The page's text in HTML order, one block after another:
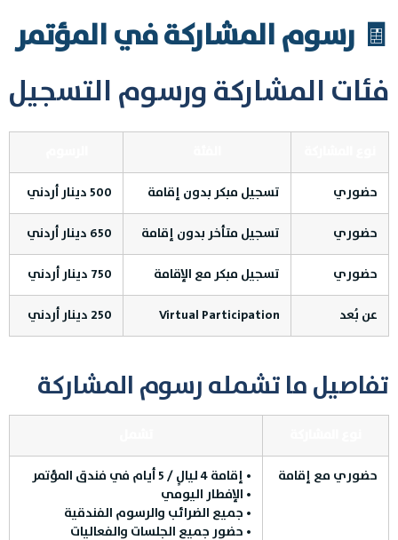
🧾 رسوم المشاركة في المؤتمر
فئات المشاركة ورسوم التسجيل
حضوري
تسجيل مبكر بدون إقامة
500 دينار أردني
حضوري
تسجيل متأخر بدون إقامة
650 دينار أردني
حضوري
تسجيل مبكر مع الإقامة
750 دينار أردني
عن بُعد
Virtual Participation 250 دينار أردني
تفاصيل ما تشمله رسوم المشاركة
حضوري مع إقامة
• إقامة 4 ليالٍ / 5 أيام في فندق المؤتمر
• الإفطار اليومي
• جميع الضرائب والرسوم الفندقية
• حضور جميع الجلسات والفعاليات